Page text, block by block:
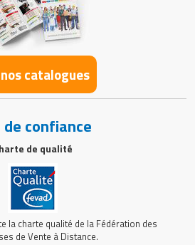
catalogues
confiance
de qualité
la charte qualité de la Fédération des
de Vente à Distance.